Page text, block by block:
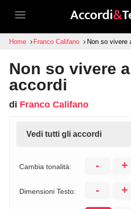
Home Franco Califano Non so vivere
Non so vivere
accordi
di Franco Califano
Vedi tutti gli accordi
Cambia tonalità: - +
Dimensioni Testo: - +